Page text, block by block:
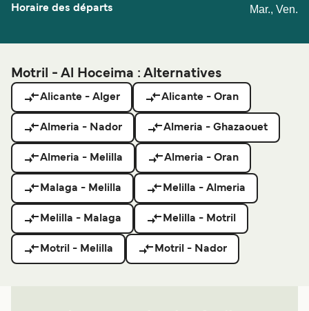
Mar., Ven.
Motril - Al Hoceima : Alternatives
Alicante - Alger Alicante - Oran
Almeria - Nador Almeria - Ghazaouet
Almeria - Melilla Almeria - Oran
Malaga - Melilla Melilla - Almeria
Melilla - Malaga Melilla - Motril
Motril - Melilla Motril - Nador